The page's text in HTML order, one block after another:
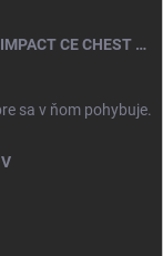
DETSKÝ CHRÁNIČ - FOX YOUTH RACEFRAME IMPACT CE CHEST GUARD
sa v ňom pohybuje.